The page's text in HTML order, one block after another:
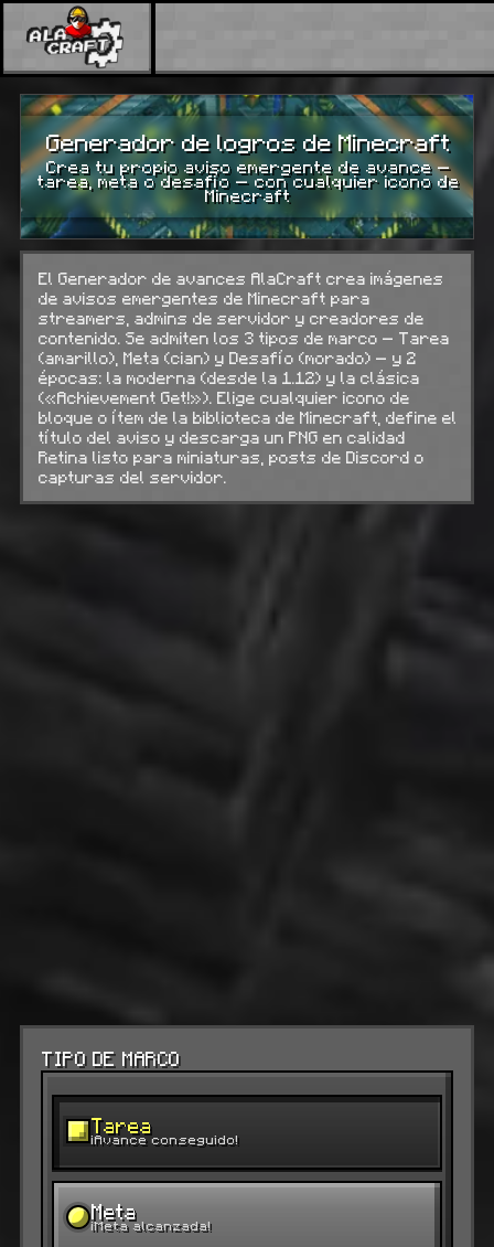
Generador de logros de Minecraft
Crea tu propio aviso emergente de avance —
tarea, meta o desafío — con cualquier icono de
Minecraft
El Generador de avances AlaCraft crea imágenes
de avisos emergentes de Minecraft para
streamers, admins de servidor y creadores de
contenido. Se admiten los 3 tipos de marco — Tarea
(amarillo), Meta (cian) y Desafío (morado) — y 2
épocas: la moderna (desde la 1.12) y la clásica
(«Achievement Get!»). Elige cualquier icono de
bloque o ítem de la biblioteca de Minecraft, define el
título del aviso y descarga un PNG en calidad
Retina listo para miniaturas, posts de Discord o
capturas del servidor.
TIPO DE MARCO
Tarea
¡Avance conseguido!
Meta
¡Meta alcanzada!